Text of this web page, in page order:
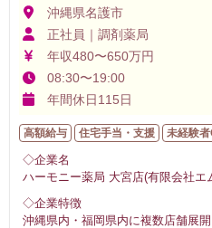
沖縄県名護市
正社員｜調剤薬局
年収480〜650万円
08:30〜19:00
年間休日115日
高額給与 住宅手当・支援 未経験者
◇企業名
ハーモニー薬局 大宮店(有限会社エ
◇企業特徴
沖縄県内・福岡県内に複数店舗展